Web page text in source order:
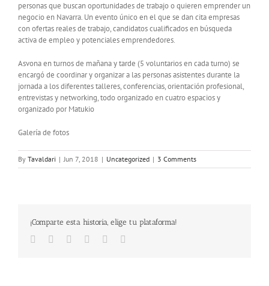
personas que buscan oportunidades de trabajo o quieren emprender un
negocio en Navarra. Un evento único en el que se dan cita empresas
con ofertas reales de trabajo, candidatos cualificados en búsqueda
activa de empleo y potenciales emprendedores.
Asvona en turnos de mañana y tarde (5 voluntarios en cada turno) se
encargó de coordinar y organizar a las personas asistentes durante la
jornada a los diferentes talleres, conferencias, orientación profesional,
entrevistas y networking, todo organizado en cuatro espacios y
organizado por Matukio
Galería de fotos
By Tavaldari | Jun 7, 2018 | Uncategorized | 3 Comments
¡Comparte esta historia, elige tu plataforma!
Facebook
TwitterLinkedInGoogle+Pinterest